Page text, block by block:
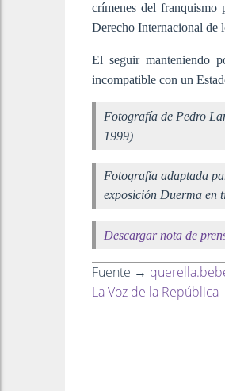
crímenes del
Derecho Internacional de
El seguir manteniendo
incompatible con un
Fotografía de Pedro
1999)
Fotografía adaptada
exposición Duerma en
Descargar nota de
Fuente →
La Voz de la República